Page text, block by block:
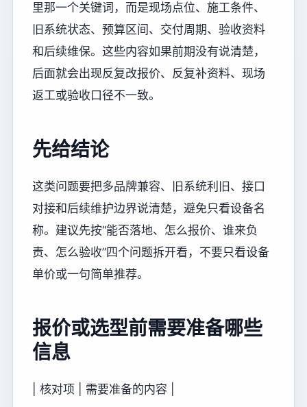
里那一个关键词，而是现场点位、施工条件、
旧系统状态、预算区间、交付周期、验收资料
和后续维保。这些内容如果前期没有说清楚，
后面就会出现反复改报价、反复补资料、现场
返工或验收口径不一致。
先给结论
这类问题要把多品牌兼容、旧系统利旧、接口
对接和后续维护边界说清楚，避免只看设备名
称。建议先按“能否落地、怎么报价、谁来负
责、怎么验收”四个问题拆开看，不要只看设备
单价或一句简单推荐。
报价或选型前需要准备哪些
信息
| 核对项 | 需要准备的内容 |